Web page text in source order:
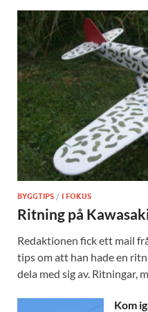
BYGGTIPS / I FOKUS
Ritning på
Redaktionen fick ett mail
tips om att han hade en
dela med sig av. Ritningar,
Kom